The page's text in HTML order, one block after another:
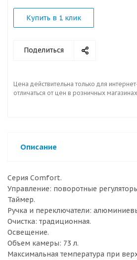
Купить в 1 клик
Поделиться
Цена действительна только для
отличаться от цен в розничных магазинах
Описание
Серия Comfort.
Управление: поворотные
Таймер.
Ручка и переключатели:
Очистка: традиционная.
Освещение.
Объем камеры: 73 л.
Максимальная температура при